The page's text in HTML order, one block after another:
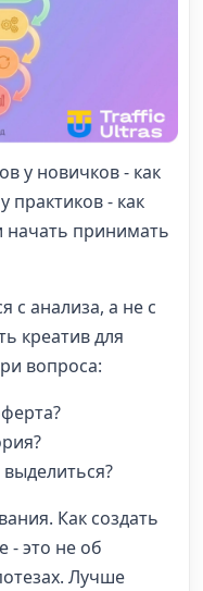
у новичков - как
практиков - как
начать принимать
с анализа, а не с
креатив для
вопроса:
Как создать
- это не об
Лучше